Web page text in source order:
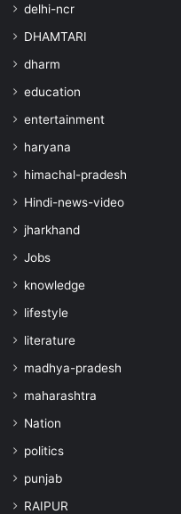
delhi-ncr
DHAMTARI
dharm
education
entertainment
haryana
himachal-pradesh
Hindi-news-video
jharkhand
Jobs
knowledge
lifestyle
literature
madhya-pradesh
maharashtra
Nation
politics
punjab
RAIPUR